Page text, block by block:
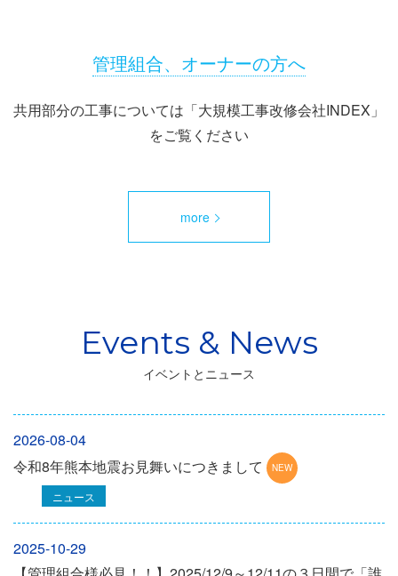
管理組合、オーナーの方へ
共用部分の工事については「大規模工事改修会社INDEX」
をご覧ください
more
イベントとニュース
2026-08-04
令和8年熊本地震お見舞いにつきまして
ニュース
2025-10-29